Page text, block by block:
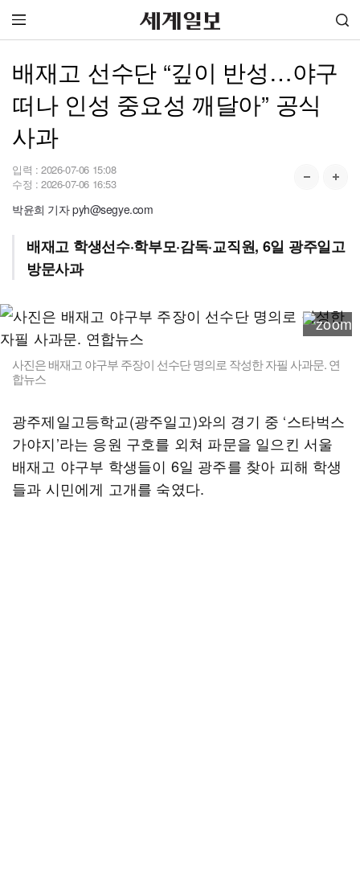
배재고 선수단 “깊이 반성…야구
떠나 인성 중요성 깨달아” 공식
사과
입력 : 2026-07-06 15:08
수정 : 2026-07-06 16:53
박윤희 기자 pyh@segye.com
배재고 학생선수·학부모·감독·교직원, 6일 광주일고
방문사과
사진은 배재고 야구부 주장이 선수단 명의로 작성한 자필 사과문. 연
합뉴스
광주제일고등학교(광주일고)와의 경기 중 ‘스타벅스
가야지’라는 응원 구호를 외쳐 파문을 일으킨 서울
배재고 야구부 학생들이 6일 광주를 찾아 피해 학생
들과 시민에게 고개를 숙였다.